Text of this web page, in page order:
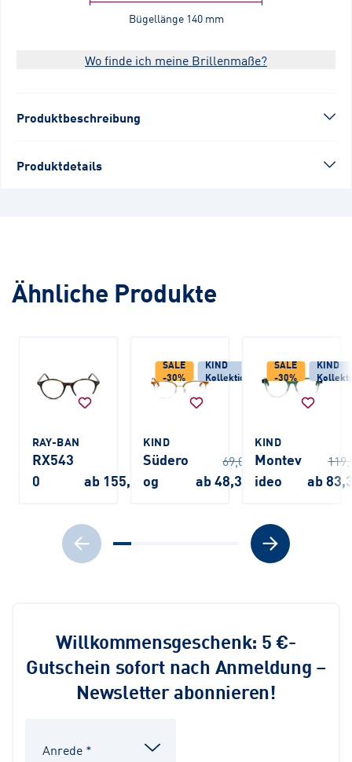
Bügellänge 140 mm
Wo finde ich meine Brillenmaße?
Produktbeschreibung
Produktdetails
Ähnliche Produkte
RAY-BAN
RX543
0
ab 155,00 €
SALE
-30%
KIND
Kollektion
KIND
Südero
og
69,00 €
ab 48,30 €
SALE
-30%
KIND
KIND
Montev
ideo
ab
Willkommensgeschenk: 5 €-
Gutschein sofort nach Anmeldung –
Newsletter abonnieren!